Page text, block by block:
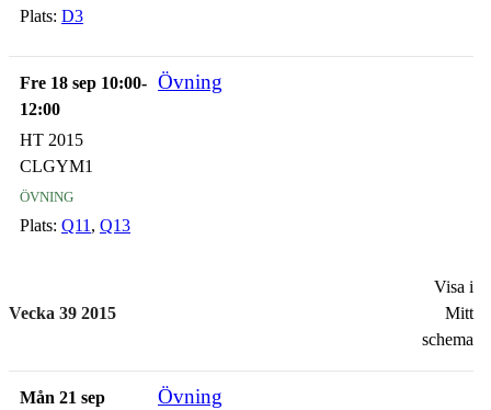
Plats: D3
Fre 18 sep 10:00-
12:00
Övning
HT 2015
CLGYM1
övning
Plats: Q11 , Q13
Vecka 39 2015
Visa i
Mitt
schema
Mån 21 sep
Övning